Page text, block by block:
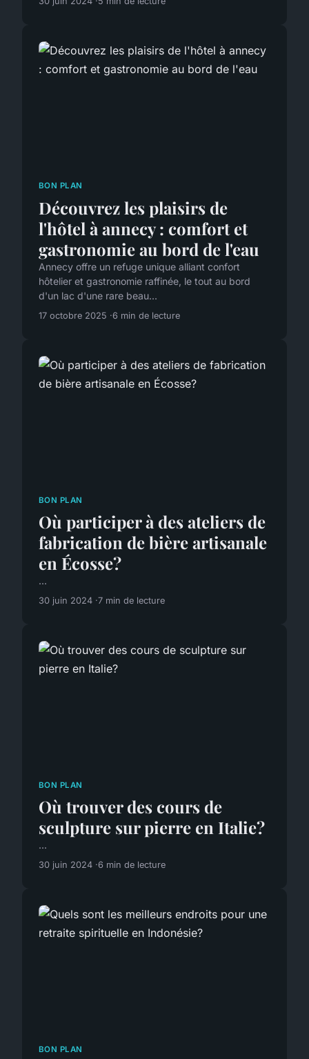
BON PLAN
Découvrez les plaisirs de
l'hôtel à annecy : comfort et
gastronomie au bord de l'eau
Annecy offre un refuge unique alliant confort
hôtelier et gastronomie raffinée, le tout au bord
d'un lac d'une rare beau...
17 octobre 2025 6 min de lecture
BON PLAN
Où participer à des ateliers de
fabrication de bière artisanale
en Écosse?
...
30 juin 2024 7 min de lecture
BON PLAN
Où trouver des cours de
sculpture sur pierre en Italie?
...
30 juin 2024 6 min de lecture
BON PLAN